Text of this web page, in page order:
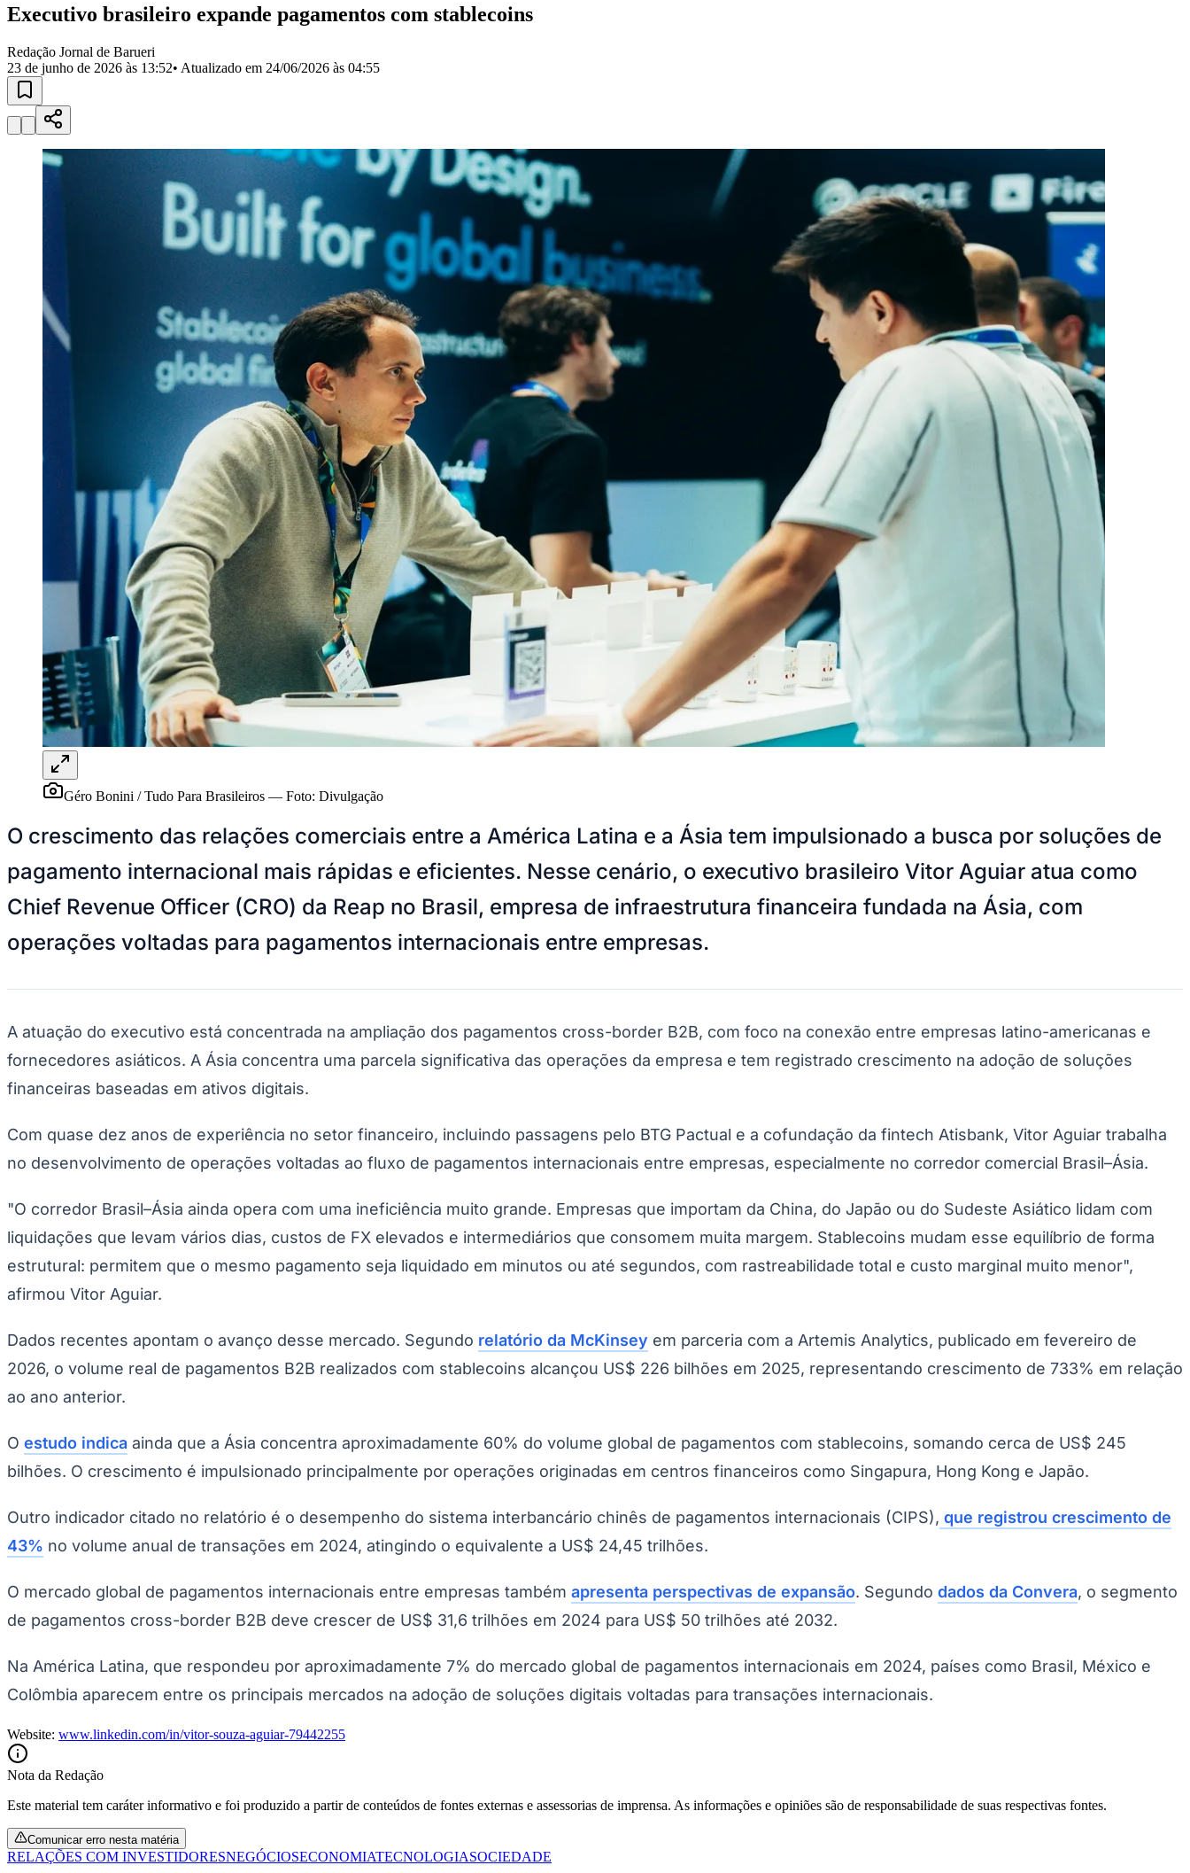
Obras
Educação
Bairros de Barueri
Selecione sua região
AldeiaAldeia da Serra
MilitarItapeviJandiraJardim AudirJardim BelvalJardim CalifórniaJardim dos AltosJardim dos CamargosJardim EsperançaJardim GrazielaJardim IracemaJardim ItaquitiJardim JulioJardim LíbanoJardim Maria
CristinaJardim Maria Helena Jardim ParaísoJardim Paulista Jardim Reginalice Jardim São Luís Jardim São Silvestre Jardim Tupanci
Parque dos Camargos Parque Imperial Parque Santa Luzia Parque VianaPirapora do Bom Jesus Recanto PhrynéaSantana de ParnaíbaSilveiraTamboréVale do Sol Vila BarrosVila Boa Vista
Vila Márcia Vila Nossa Sra. da Escada Vila Porto
Publicidade Legal
Negócios Regionais
Turismo
Segurança Regional
Carapicuíba JandiraItapeviCotiaPirapora do Bom Jesus Araçariguama CajamarCaieiras Francisco Morato Taboão da SerraEmbu das Artes
São Roque
Para Sua Empresa
Anuncie Regional
Guia de Empresas
Vagas na Região
Novo
Hub de Negócios
Guia Comercial
Selo Verificado
Portal Educacional
Agenda de Vestibulares
Vagas de Emprego
Concursos
Panorama Econômico
Panorama Econômico
Para Sua Empresa
Anuncie no Portal
Verificar Empresa
Anunciar VagasNovo
NBA
Fórmula 1
UFC
Tênis (ATP)
MLB
Atletismo
Brasileirão Série A
Brasileirão Série B
Copa do Brasil
Copa América
Champions League
Premier League
Bundesliga
Mundial 2026
Times - Ir direto
Corinthians
Executivo brasileiro expande pagamentos com stablecoins
Redação Jornal de Barueri
23 de junho de 2026 às 13:52• Atualizado em 24/06/2026 às 04:55
Géro Bonini / Tudo Para Brasileiros — Foto: Divulgação
O crescimento das relações comerciais entre a América Latina e a Ásia tem impulsionado a busca por soluções de
pagamento internacional mais rápidas e eficientes. Nesse cenário, o executivo brasileiro Vitor Aguiar atua como
Chief Revenue Officer (CRO) da Reap no Brasil, empresa de infraestrutura financeira fundada na Ásia, com
operações voltadas para pagamentos internacionais entre empresas.
A atuação do executivo está concentrada na ampliação dos pagamentos cross-border B2B, com foco na conexão entre empresas latino-americanas e
fornecedores asiáticos. A Ásia concentra uma parcela significativa das operações da empresa e tem registrado crescimento na adoção de soluções
financeiras baseadas em ativos digitais.
Com quase dez anos de experiência no setor financeiro, incluindo passagens pelo BTG Pactual e a cofundação da fintech Atisbank, Vitor Aguiar trabalha
no desenvolvimento de operações voltadas ao fluxo de pagamentos internacionais entre empresas, especialmente no corredor comercial Brasil–Ásia.
"O corredor Brasil–Ásia ainda opera com uma ineficiência muito grande. Empresas que importam da China, do Japão ou do Sudeste Asiático lidam com
liquidações que levam vários dias, custos de FX elevados e intermediários que consomem muita margem. Stablecoins mudam esse equilíbrio de forma
estrutural: permitem que o mesmo pagamento seja liquidado em minutos ou até segundos, com rastreabilidade total e custo marginal muito menor",
afirmou Vitor Aguiar.
Dados recentes apontam o avanço desse mercado. Segundo relatório da McKinsey em parceria com a Artemis Analytics, publicado em fevereiro de
2026, o volume real de pagamentos B2B realizados com stablecoins alcançou US$ 226 bilhões em 2025, representando crescimento de 733% em relação
ao ano anterior.
O estudo indica ainda que a Ásia concentra aproximadamente 60% do volume global de pagamentos com stablecoins, somando cerca de US$ 245
bilhões. O crescimento é impulsionado principalmente por operações originadas em centros financeiros como Singapura, Hong Kong e Japão.
Outro indicador citado no relatório é o desempenho do sistema interbancário chinês de pagamentos internacionais (CIPS), que registrou crescimento de
43% no volume anual de transações em 2024, atingindo o equivalente a US$ 24,45 trilhões.
O mercado global de pagamentos internacionais entre empresas também apresenta perspectivas de expansão. Segundo dados da Convera, o segmento
de pagamentos cross-border B2B deve crescer de US$ 31,6 trilhões em 2024 para US$ 50 trilhões até 2032.
Na América Latina, que respondeu por aproximadamente 7% do mercado global de pagamentos internacionais em 2024, países como Brasil, México e
Colômbia aparecem entre os principais mercados na adoção de soluções digitais voltadas para transações internacionais.
Website: www.linkedin.com/in/vitor-souza-aguiar-79442255
Nota da Redação
Este material tem caráter informativo e foi produzido a partir de conteúdos de fontes externas e assessorias de imprensa. As informações e opiniões são de responsabilidade de suas respectivas fontes.
Comunicar erro nesta matéria
RELAÇÕES COM INVESTIDORESNEGÓCIOSECONOMIATECNOLOGIASOCIEDADE